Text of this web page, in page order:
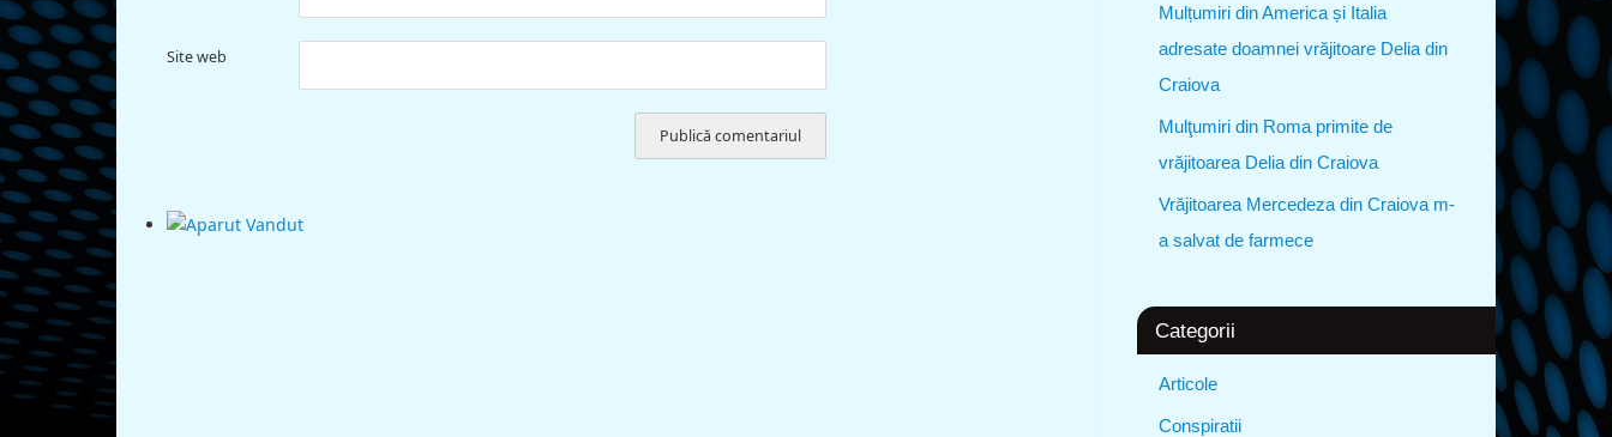
Site web
Mulțumiri din America și Italia
adresate doamnei vrăjitoare Delia din
Craiova
Mulţumiri din Roma primite de
vrăjitoarea Delia din Craiova
Vrăjitoarea Mercedeza din Craiova m-
a salvat de farmece
Categorii
Articole
Conspiratii